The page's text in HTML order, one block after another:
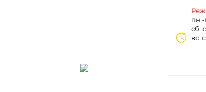
пн.-
сб.
вс.